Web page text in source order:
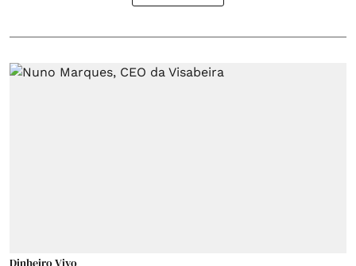
Dinheiro Vivo